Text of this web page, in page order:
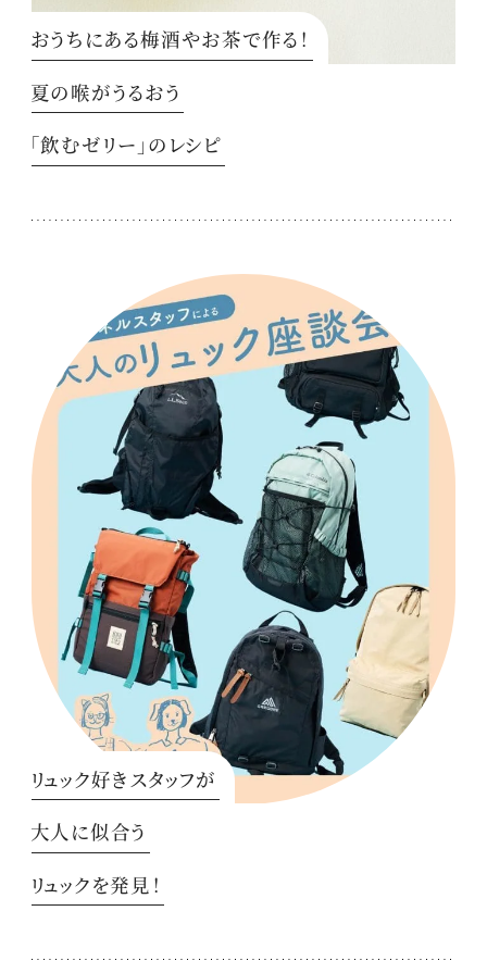
おうちにある梅酒やお茶で作る！
夏の喉がうるおう
「飲むゼリー」のレシピ
リュック好きスタッフが
大人に似合う
リュックを発見！